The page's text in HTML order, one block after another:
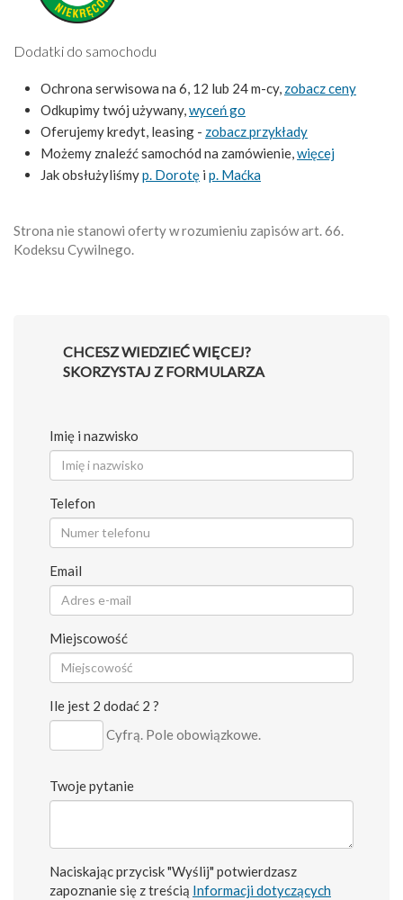
Dodatki do samochodu
Ochrona serwisowa na 6, 12 lub 24 m-cy, zobacz ceny
Odkupimy twój używany,wyceń go
Oferujemy kredyt, leasing - zobacz przykłady
Możemy znaleźć samochód na zamówienie,więcej
Jak obsłużyliśmyp. Dorotę i p. Maćka
Strona nie stanowi oferty w rozumieniu zapisów art. 66.
Kodeksu Cywilnego.
CHCESZ WIEDZIEĆ WIĘCEJ?
SKORZYSTAJ Z FORMULARZA
Imię i nazwisko
Telefon
Email
Miejscowość
Ile jest 2 dodać 2 ?
Cyfrą. Pole obowiązkowe.
Twoje pytanie
Naciskając przycisk "Wyślij" potwierdzasz
zapoznanie się z treścią Informacji dotyczących